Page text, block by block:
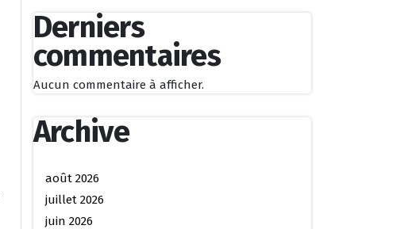
Derniers
commentaires
Aucun commentaire à afficher.
Archive
août 2026
juillet 2026
juin 2026